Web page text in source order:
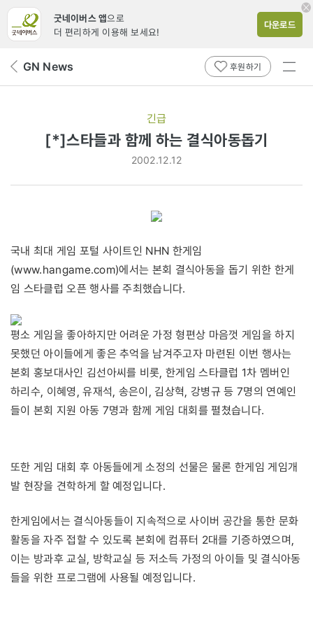
굿네이버스 앱으로
더 편리하게 이용해 보세요!
다운로드
뒤 GN News 후원하기
전체
긴급
[*]스타들과 함께 하는 결식아동돕기
2002.12.12
국내 최대 게임 포털 사이트인 NHN 한게임
(www.hangame.com)에서는 본회 결식아동을 돕기 위한 한게
임 스타클럽 오픈 행사를 주최했습니다.
평소 게임을 좋아하지만 어려운 가정 형편상 마음껏 게임을 하지
못했던 아이들에게 좋은 추억을 남겨주고자 마련된 이번 행사는
본회 홍보대사인 김선아씨를 비롯, 한게임 스타클럽 1차 멤버인
하리수, 이혜영, 유재석, 송은이, 김상혁, 강병규 등 7명의 연예인
들이 본회 지원 아동 7명과 함께 게임 대회를 펼쳤습니다.
또한 게임 대회 후 아동들에게 소정의 선물은 물론 한게임 게임개
발 현장을 견학하게 할 예정입니다.
한게임에서는 결식아동들이 지속적으로 사이버 공간을 통한 문화
활동을 자주 접할 수 있도록 본회에 컴퓨터 2대를 기증하였으며,
이는 방과후 교실, 방학교실 등 저소득 가정의 아이들 및 결식아동
들을 위한 프로그램에 사용될 예정입니다.